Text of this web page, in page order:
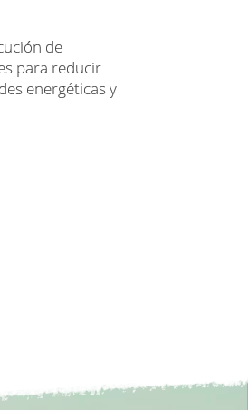
de
para reducir
energéticas y